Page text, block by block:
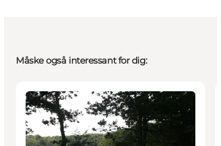
Måske også interessant for dig:
Aktiviteter